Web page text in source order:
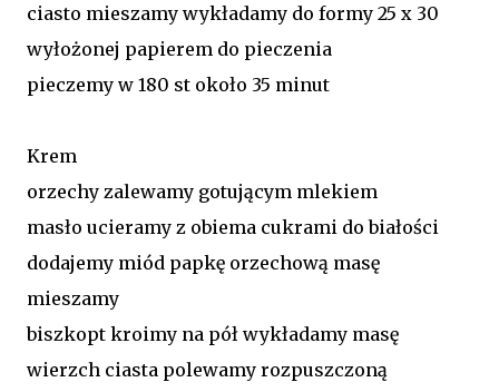
ciasto mieszamy wykładamy do formy 25 x 30
wyłożonej papierem do pieczenia
pieczemy w 180 st około 35 minut
Krem
orzechy zalewamy gotującym mlekiem
masło ucieramy z obiema cukrami do białości
dodajemy miód papkę orzechową masę
mieszamy
biszkopt kroimy na pół wykładamy masę
wierzch ciasta polewamy rozpuszczoną